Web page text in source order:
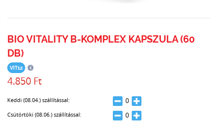
BIO VITALITY B-KOMPLEX KAPSZULA (60
DB)
VIT12
4.850 Ft
Keddi (08.04.) szállítással:
Csütörtöki (08.06.) szállítással: